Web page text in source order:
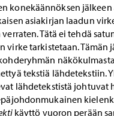
konekäännöksen
asiakirjan laadun
Tätä ei tehdä
virke tarkistetaan. Tämän
tekstiä lähdetekstiin.
lähdetekstistä johtuvat
käyttö vuoron perään